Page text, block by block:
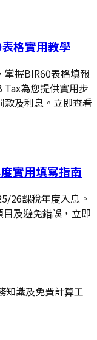
格實用教學
掌握BIR60表格填報
為您提供實用步
款及利息。立即查看
實用填寫指南
26課稅年度入息。
及避免錯誤，立即
知識及免費計算工